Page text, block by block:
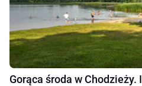
Gorąca środa w Chodzieży.